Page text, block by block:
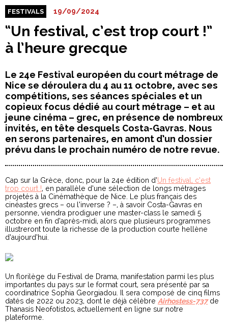
FESTIVALS 19/09/2024
“Un festival, c’est trop court !”
à l’heure grecque
Le 24e Festival européen du court métrage de
Nice se déroulera du 4 au 11 octobre, avec ses
compétitions, ses séances spéciales et un
copieux focus dédié au court métrage – et au
jeune cinéma – grec, en présence de nombreux
invités, en tête desquels Costa-Gavras. Nous
en serons partenaires, en amont d’un dossier
prévu dans le prochain numéro de notre revue.
Cap sur la Grèce, donc, pour la 24e édition d’Un festival, c’est
trop court !, en parallèle d’une sélection de longs métrages
projetés à la Cinémathèque de Nice. Le plus français des
cinéastes grecs – ou l’inverse ? –, à savoir Costa-Gavras en
personne, viendra prodiguer une master-class le samedi 5
octobre en fin d’après-midi, alors que plusieurs programmes
illustreront toute la richesse de la production courte hellène
d’aujourd’hui.
Un florilège du Festival de Drama, manifestation parmi les plus
importantes du pays sur le format court, sera présenté par sa
coordinatrice Sophia Georgiadou. Il sera composé de cinq films
datés de 2022 ou 2023, dont le déjà célèbre Airhostess-737de
Thanasis Neofotistos, actuellement en ligne sur notre
plateforme.